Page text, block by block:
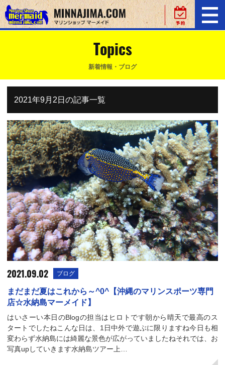
Topics
新着情報・ブログ
2021年9月2日の記事一覧
2021.09.02 ブログ
まだまだ夏はこれから～^0^【沖縄のマリンスポーツ専門
店☆水納島マーメイド】
はいさーい本日のBlogの担当はヒロトです朝から晴天で最高のス
タートでしたねこんな日は、1日中外で遊ぶに限りますね今日も相
変わらず水納島には綺麗な景色が広がっていましたねそれでは、お
写真upしていきます水納島ツアー上…